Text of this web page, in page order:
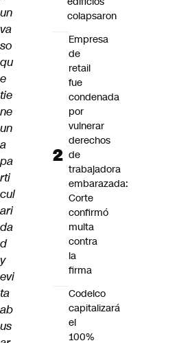
un
va
so
qu
e
tie
ne
un
a
pa
rti
cul
ari
da
d
y
evi
ta
ab
us
colapsaron
Empresa
de
retail
fue
condenada
por
vulnerar
derechos
de
trabajadora
embarazada:
Corte
confirmó
multa
contra
la
firma
Codelco
capitalizará
el
100%